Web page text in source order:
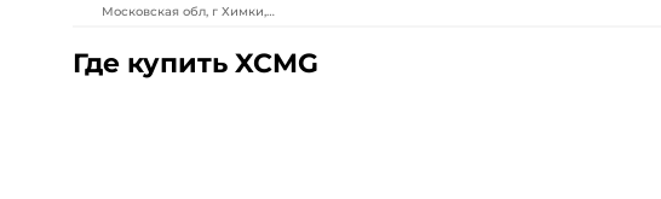
Московская обл, г Химки,
Где купить XCMG